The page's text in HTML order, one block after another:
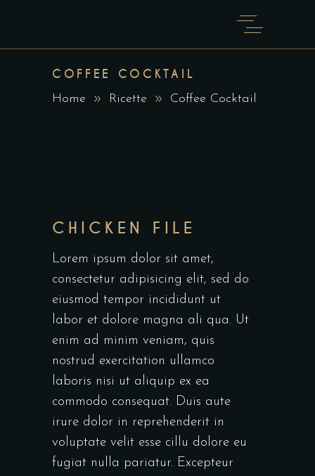
COFFEE COCKTAIL
Home Ricette Coffee Cocktail
CHICKEN FILE
Lorem ipsum dolor sit amet,
consectetur adipisicing elit, sed do
eiusmod tempor incididunt ut
labor et dolore magna ali qua. Ut
enim ad minim veniam, quis
nostrud exercitation ullamco
laboris nisi ut aliquip ex ea
commodo consequat. Duis aute
irure dolor in reprehenderit in
voluptate velit esse cillu dolore eu
fugiat nulla pariatur. Excepteur